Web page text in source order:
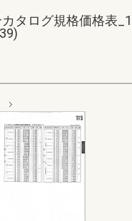
タログ規格価格表